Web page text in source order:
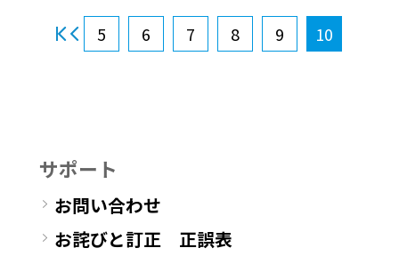
5 6 7 8 9 10
サポート
お問い合わせ
お詫びと訂正 正誤表